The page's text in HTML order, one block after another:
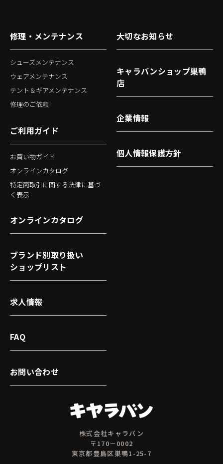
株式会社キャラバン
〒170－0002
東京都豊島区巣鴨1-25-7
修理・メンテナンス
シューズメンテナンス
ウェアメンテナンス
テント＆ギアメンテナンス
修理のご依頼
ご利用ガイド
お買い物ガイド
オンラインカタログ
特定商取引に関する法律に基づ
く表示
大切なお知らせ
キャラバンショップ巣鴨
店
企業情報
個人情報保護方針
オンラインカタログ
ブランド別取り扱い
ショップリスト
求人情報
FAQ
お問い合わせ